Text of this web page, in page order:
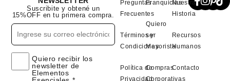
Preguntas
Frecuentes
Términos y
Condiciones
Política de
Privacidad
Franquicias
Quiero
ser
Mayorista
Compras
Corporativas
Nuestra
Historia
Recursos
Humanos
Contacto
Suscribite y obtené un
15%OFF en tu primera compra.
Quiero recibir los
newsletter de
Elementos